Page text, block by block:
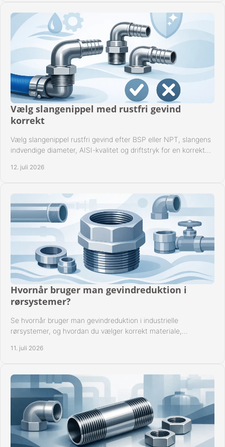
Vælg slangenippel med rustfri gevind
korrekt
Vælg slangenippel rustfri gevind efter BSP eller NPT, slangens
indvendige diameter, AISI-kvalitet og driftstryk for en korrekt
12. juli 2026
Hvornår bruger man gevindreduktion i
rørsystemer?
Se hvornår bruger man gevindreduktion i industrielle
rørsystemer, og hvordan du vælger korrekt materiale,
11. juli 2026